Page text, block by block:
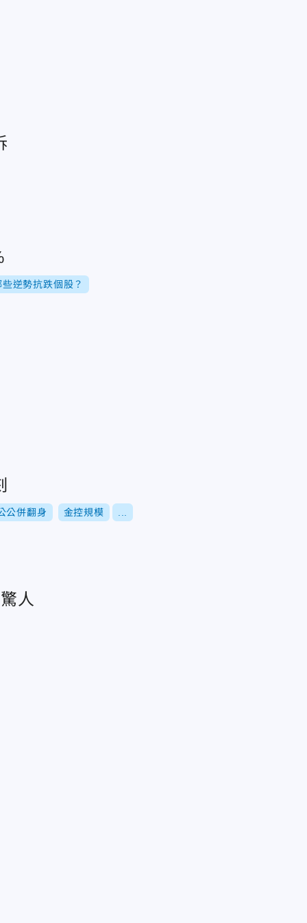
逆勢抗跌個股？
公併翻身 金控規模
人